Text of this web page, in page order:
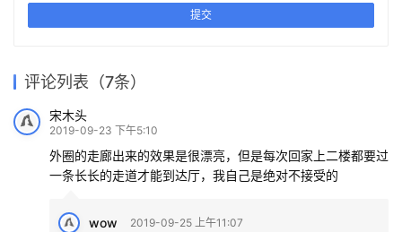
提交
评论列表（7条）
宋木头
2019-09-23 下午5:10
外圈的走廊出来的效果是很漂亮，但是每次回家上二楼都要过
一条长长的走道才能到达厅，我自己是绝对不接受的
wow 2019-09-25 上午11:07